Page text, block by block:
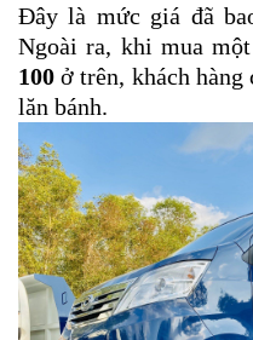
Đây là mức giá đã
Ngoài ra, khi mua
100 ở trên, khách
lăn bánh.